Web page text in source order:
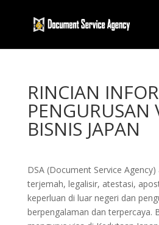
RINCIAN
PENGURUSAN
BISNIS JAPAN
DSA (Document Service
terjemah, legalisir, atestasi,
keperluan di luar negeri dan
berpengalaman dan terpercaya.